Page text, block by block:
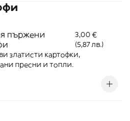
пържени
3,00 €
(5,87 лв.)
златисти картофки,
пресни и топли.